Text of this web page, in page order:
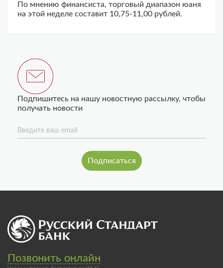
По мнению финансиста, торговый диапазон юаня
на этой неделе составит 10,75-11,00 рублей.
Подпишитесь на нашу новостную рассылку, чтобы
получать новости
Введите ваш email
Позвонить онлайн